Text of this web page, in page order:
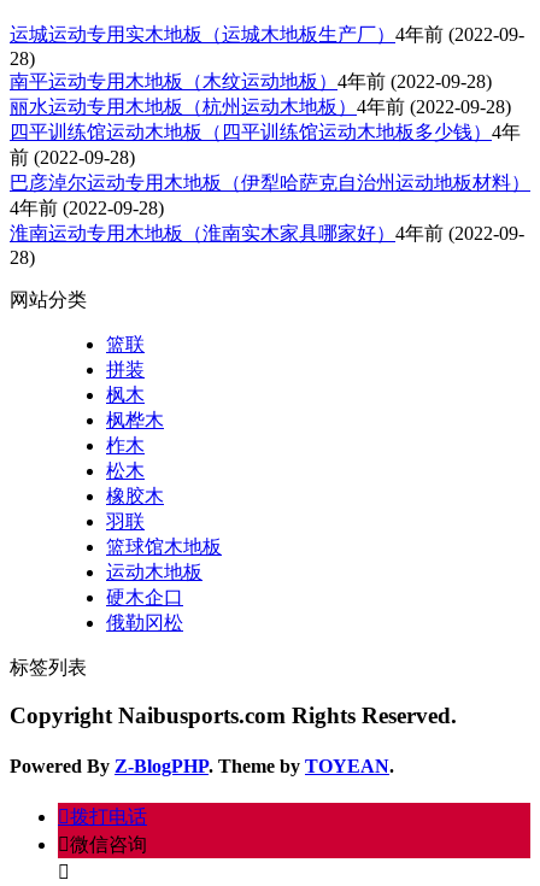
运城运动专用实木地板（运城木地板生产厂） 4年前 (2022-09-
28)
南平运动专用木地板（木纹运动地板） 4年前 (2022-09-28)
丽水运动专用木地板（杭州运动木地板） 4年前 (2022-09-28)
四平训练馆运动木地板（四平训练馆运动木地板多少钱） 4年
前 (2022-09-28)
巴彦淖尔运动专用木地板（伊犁哈萨克自治州运动地板材料）
4年前 (2022-09-28)
淮南运动专用木地板（淮南实木家具哪家好） 4年前 (2022-09-
28)
网站分类
篮联
拼装
枫木
枫桦木
柞木
松木
橡胶木
羽联
篮球馆木地板
运动木地板
硬木企口
俄勒冈松
标签列表
Copyright Naibusports.com Rights Reserved.
Powered By Z-BlogPHP. Theme by TOYEAN.
󦁁拨打电话
󦘑微信咨询
󧁡